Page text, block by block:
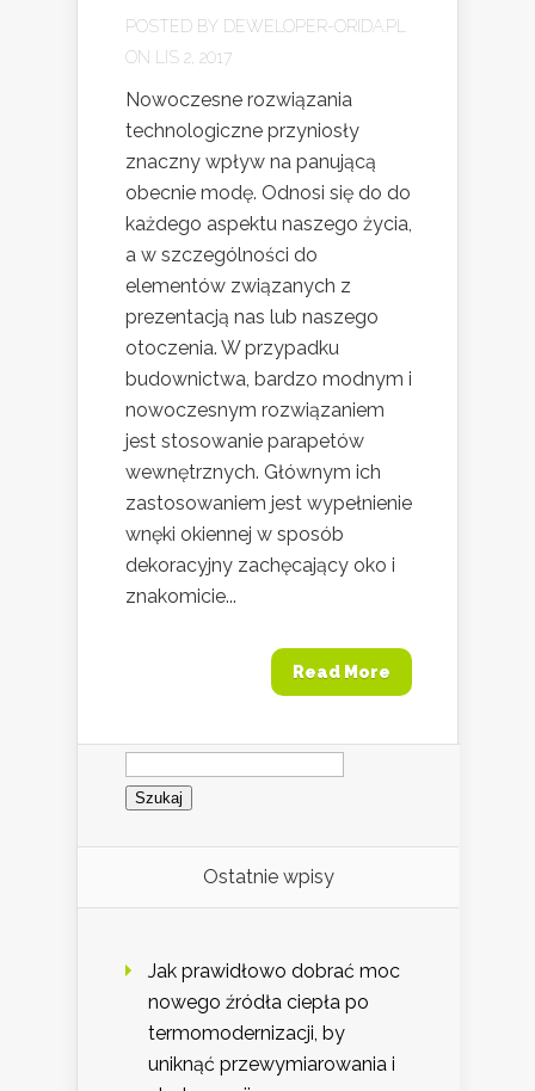
POSTED BY DEWELOPER-ORIDA.PL
ON LIS 2, 2017
Nowoczesne rozwiązania
technologiczne przyniosły
znaczny wpływ na panującą
obecnie modę. Odnosi się do do
każdego aspektu naszego życia,
a w szczególności do
elementów związanych z
prezentacją nas lub naszego
otoczenia. W przypadku
budownictwa, bardzo modnym i
nowoczesnym rozwiązaniem
jest stosowanie parapetów
wewnętrznych. Głównym ich
zastosowaniem jest wypełnienie
wnęki okiennej w sposób
dekoracyjny zachęcający oko i
znakomicie...
Read More
Szukaj:
Ostatnie wpisy
Jak prawidłowo dobrać moc
nowego źródła ciepła po
termomodernizacji, by
uniknąć przewymiarowania i